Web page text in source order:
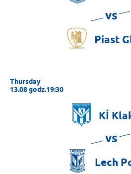
vs
Piast
Thursday
13.08 godz.19:30
KÍ
vs
Lech